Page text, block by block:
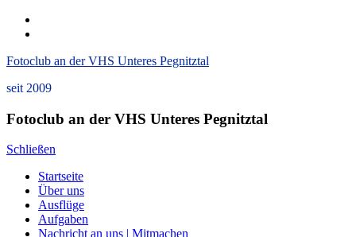
Zum
Inhalt
Impressum
Fotoclub an der VHS Unteres Pegnitztal
seit 2009
Fotoclub an der VHS Unteres Pegnitztal
Schließen
Startseite
Über uns
Ausflüge
Aufgaben
Nachricht an uns | Mitmachen